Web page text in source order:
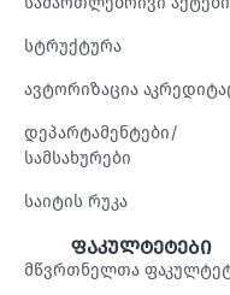
სტრუქტურა
ავტორიზაცია
დეპარტამენტები/
სამსახურები
საიტის რუკა
ფაკულტეტები
მწვრთნელთა